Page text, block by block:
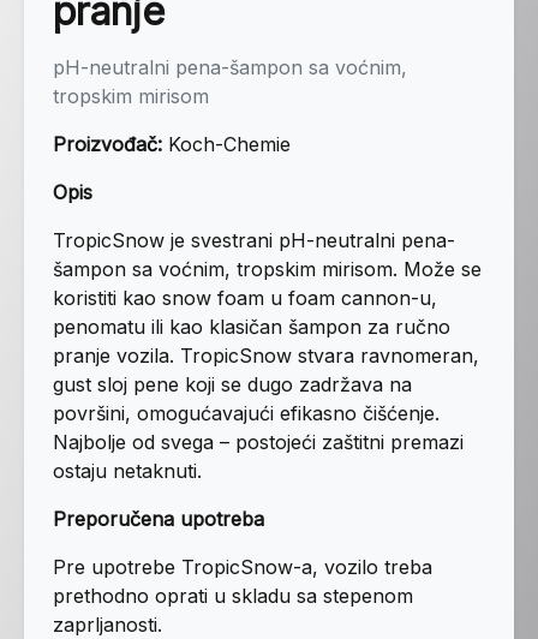
pranje
pH-neutralni pena-šampon sa voćnim,
tropskim mirisom
Proizvođač: Koch-Chemie
Opis
TropicSnow je svestrani pH-neutralni pena-
šampon sa voćnim, tropskim mirisom. Može se
koristiti kao snow foam u foam cannon-u,
penomatu ili kao klasičan šampon za ručno
pranje vozila. TropicSnow stvara ravnomeran,
gust sloj pene koji se dugo zadržava na
površini, omogućavajući efikasno čišćenje.
Najbolje od svega – postojeći zaštitni premazi
ostaju netaknuti.
Preporučena upotreba
Pre upotrebe TropicSnow-a, vozilo treba
prethodno oprati u skladu sa stepenom
zaprljanosti.